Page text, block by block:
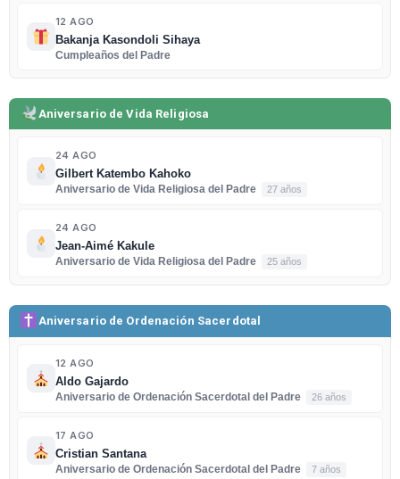
12 AGO
Bakanja Kasondoli Sihaya
Cumpleaños del Padre
Aniversario de Vida Religiosa
24 AGO
Gilbert Katembo Kahoko
Aniversario de Vida Religiosa del Padre
27 años
24 AGO
Jean-Aimé Kakule
Aniversario de Vida Religiosa del Padre
25 años
Aniversario de Ordenación Sacerdotal
12 AGO
Aldo Gajardo
Aniversario de Ordenación Sacerdotal del Padre
26 años
17 AGO
Cristian Santana
Aniversario de Ordenación Sacerdotal del Padre
7 años